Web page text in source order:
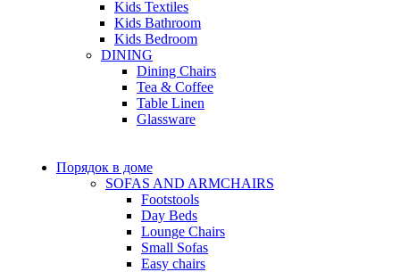
Kids Textiles
Kids Bathroom
Kids Bedroom
DINING
Dining Chairs
Tea & Coffee
Table Linen
Glassware
Порядок в доме
SOFAS AND ARMCHAIRS
Footstools
Day Beds
Lounge Chairs
Small Sofas
Easy chairs